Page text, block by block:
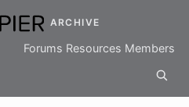
ARCHIVE
Forums Resources Members